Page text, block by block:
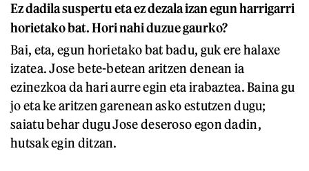
Ez dadila suspertu eta ez dezala izan egun harrigarri
horietako bat. Hori nahi duzue gaurko?
Bai, eta, egun horietako bat badu, guk ere halaxe
izatea. Jose bete-betean aritzen denean ia
ezinezkoa da hari aurre egin eta irabaztea. Baina gu
jo eta ke aritzen garenean asko estutzen dugu;
saiatu behar dugu Jose deseroso egon dadin,
hutsak egin ditzan.